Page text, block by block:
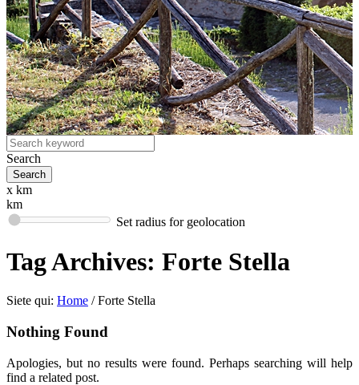
Search
x km
km
Set radius for geolocation
Tag Archives: Forte Stella
Siete qui: Home / Forte Stella
Nothing Found
Apologies, but no results were found. Perhaps searching will help
find a related post.